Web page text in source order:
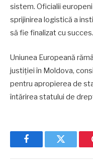
sistem. Oficialii
sprijinirea logistică a
să fie finalizat cu succes.
Uniunea Europeană
justiției în Moldova,
pentru apropierea de
întărirea statului de
FacebookTwitter